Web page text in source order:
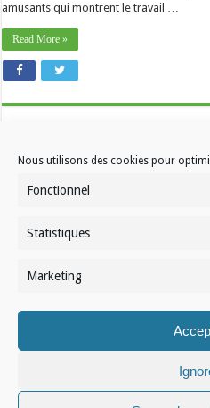
Nous utilisons des cookies pour
Fonctionnel
Statistiques
Marketing
amusants qui montrent le travail …
Read More »
Contactez-nous
©
Déclaration de